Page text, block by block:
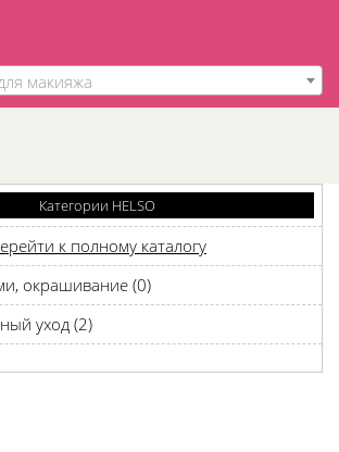
макияжа
Категории HELSO
к полному каталогу
окрашивание (0)
уход (2)